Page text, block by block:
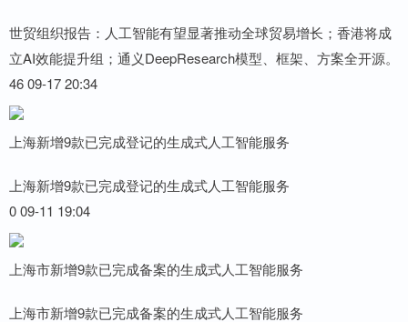
世贸组织报告：人工智能有望显著推动全球贸易增长；香港将成
立AI效能提升组；通义DeepResearch模型、框架、方案全开源。
46 09-17 20:34
上海新增9款已完成登记的生成式人工智能服务
上海新增9款已完成登记的生成式人工智能服务
0 09-11 19:04
上海市新增9款已完成备案的生成式人工智能服务
上海市新增9款已完成备案的生成式人工智能服务